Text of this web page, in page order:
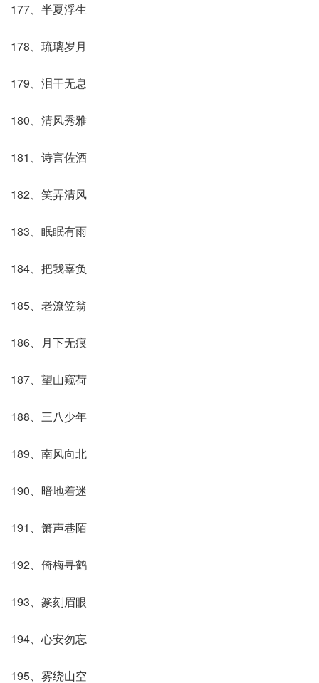
177、半夏浮生
178、琉璃岁月
179、泪干无息
180、清风秀雅
181、诗言佐酒
182、笑弄清风
183、眠眠有雨
184、把我辜负
185、老潦笠翁
186、月下无痕
187、望山窥荷
188、三八少年
189、南风向北
190、暗地着迷
191、箫声巷陌
192、倚梅寻鹤
193、篆刻眉眼
194、心安勿忘
195、雾绕山空